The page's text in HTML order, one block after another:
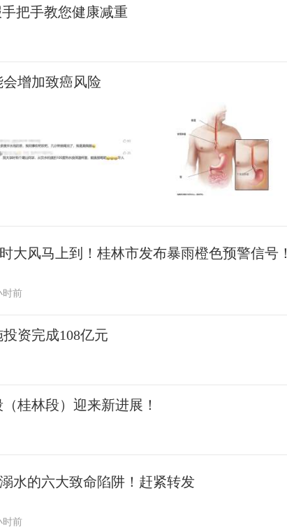
把手教您健康减重
增加致癌风险
大风马上到！桂林市发布暴雨橙色预警信号！
时前
资完成108亿元
桂林段）迎来新进展！
水的六大致命陷阱！赶紧转发
时前